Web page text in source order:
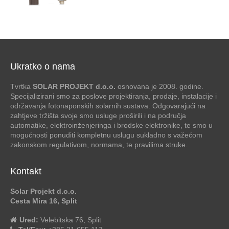
Ukratko o nama
Tvrtka SOLAR PROJEKT d.o.o. osnovana je 2008. godine.
Specijalizirani smo za poslove projektiranja, prodaje, instalacije i
održavanja fotonaponskih solarnih sustava. Odgovarajući na
zahtjeve tržišta svoje smo usluge proširili i na područja
automatike, elektroinženjeringa i brodske elektronike, te smo u
mogućnosti ponuditi kompletnu uslugu sukladno s važećom
zakonskom regulativom, normama, te pravilima struke.
Kontakt
Solar Projekt d.o.o.
Cesta Mira 16, Split
Ured: Velebitska 76, Split